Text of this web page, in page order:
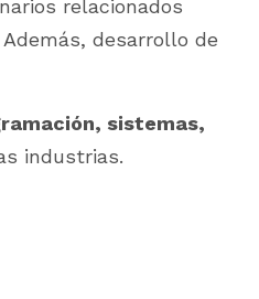
relacionados
Además, desarrollo de
sistemas,
industrias.